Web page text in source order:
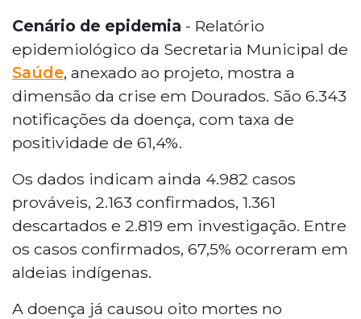
Cenário de epidemia - Relatório
epidemiológico da Secretaria Municipal de
Saúde, anexado ao projeto, mostra a
dimensão da crise em Dourados. São 6.343
notificações da doença, com taxa de
positividade de 61,4%.
Os dados indicam ainda 4.982 casos
prováveis, 2.163 confirmados, 1.361
descartados e 2.819 em investigação. Entre
os casos confirmados, 67,5% ocorreram em
aldeias indígenas.
A doença já causou oito mortes no